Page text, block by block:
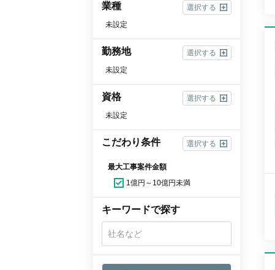
業種
選択する
未設定
勤務地
選択する
未設定
資格
選択する
未設定
こだわり条件 選択する
最大工事案件金額
1億円～10億円未満
キーワードで探す